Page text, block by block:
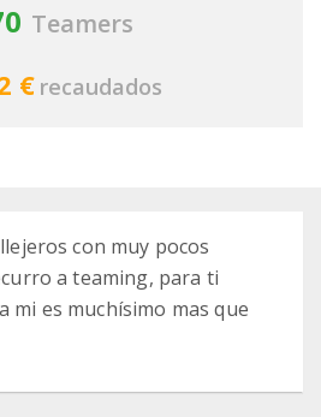
Teamers
€ recaudados
con muy pocos
a teaming, para ti
mi es muchísimo mas que